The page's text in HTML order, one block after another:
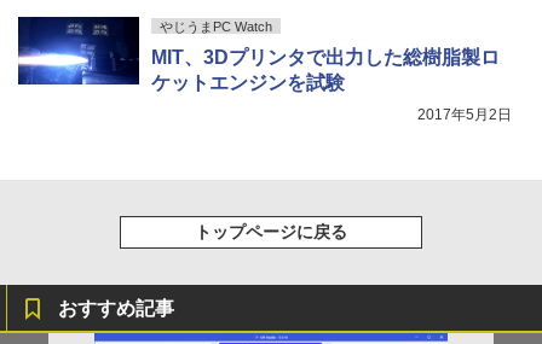
やじうまPC Watch
MIT、3Dプリンタで出力した総樹脂製ロ
ケットエンジンを試験
2017年5月2日
トップページに戻る
おすすめ記事